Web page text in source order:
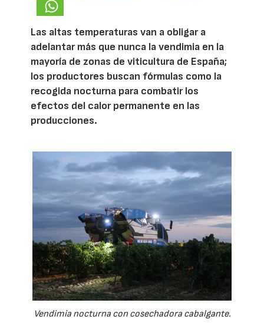
Las altas temperaturas van a obligar a
adelantar más que nunca la vendimia en la
mayoría de zonas de viticultura de España;
los productores buscan fórmulas como la
recogida nocturna para combatir los
efectos del calor permanente en las
producciones.
Vendimia nocturna con cosechadora cabalgante.